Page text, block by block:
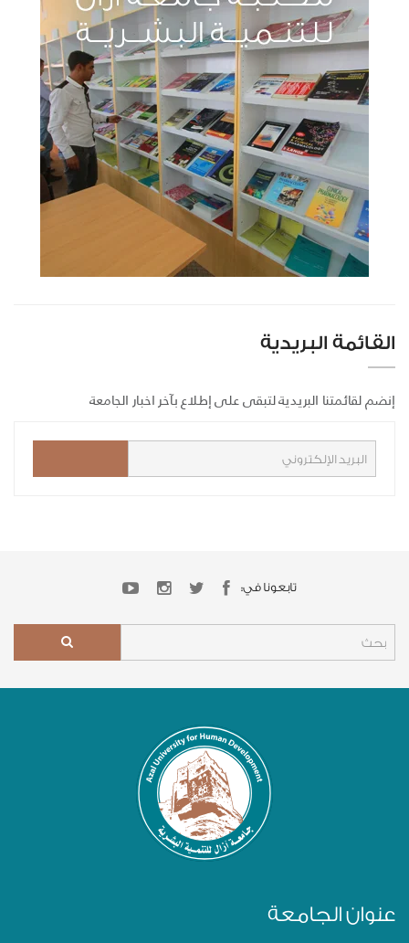
القائمة البريدية
إنضم لقائمتنا البريدية لتبقى على إطلاع بآخر اخبار الجامعة
تابعونا في:
عنوان الجامعة